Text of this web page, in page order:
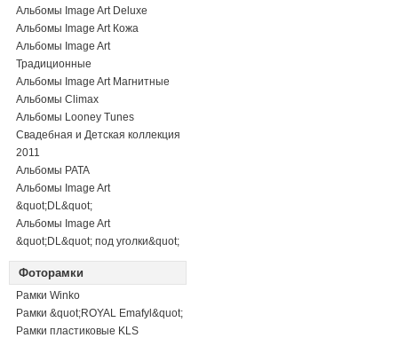
Альбомы Image Art Deluxe
Альбомы Image Art Кожа
Альбомы Image Art
Традиционные
Альбомы Image Art Магнитные
Альбомы Climax
Альбомы Looney Tunes
Свадебная и Детская коллекция
2011
Альбомы PATA
Альбомы Image Art
&quot;DL&quot;
Альбомы Image Art
&quot;DL&quot; под уголки&quot;
Фоторамки
Рамки Winko
Рамки &quot;ROYAL Emafyl&quot;
Рамки пластиковые KLS